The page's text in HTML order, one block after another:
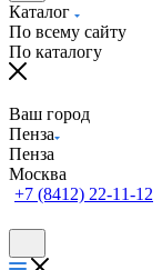
Каталог
По всему сайту
По каталогу
Ваш город
Пенза
Пенза
Москва
+7 (8412) 22-11-12